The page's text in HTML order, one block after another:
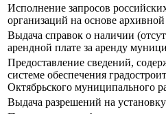
Исполнение запросов
организаций на основе
Выдача справок о наличии
арендной плате за аренду
Предоставление сведений,
системе обеспечения
Октябрьского муниципального
Выдача разрешений на